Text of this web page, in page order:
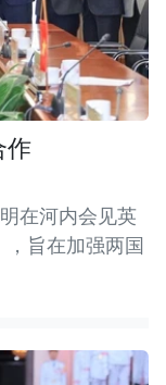
作
在河内会见英
，旨在加强两国